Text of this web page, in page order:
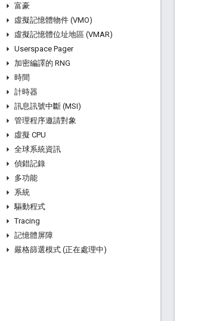
富豪
虛擬記憶體物件 (VMO)
虛擬記憶體位址地區 (VMAR)
Userspace Pager
加密編譯的 RNG
時間
計時器
訊息訊號中斷 (MSI)
管理程序邀請對象
虛擬 CPU
全球系統資訊
偵錯記錄
多功能
系統
驅動程式
Tracing
記憶體屏障
嚴格篩選模式 (正在處理中)